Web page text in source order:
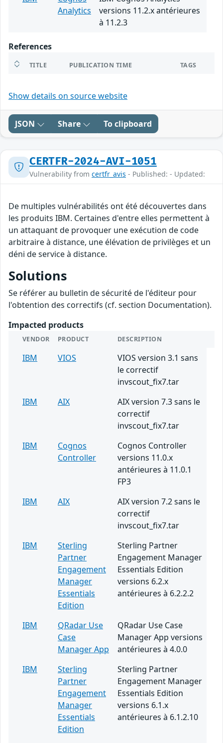
Analytics
versions 11.2.x antérieures
à 11.2.3
References
TITLE PUBLICATION TIME TAGS
Show details on source website
JSON Share To clipboard
CERTFR-2024-AVI-1051
Vulnerability from certfr_avis - Published: - Updated:
De multiples vulnérabilités ont été découvertes dans
les produits IBM. Certaines d'entre elles permettent à
un attaquant de provoquer une exécution de code
arbitraire à distance, une élévation de privilèges et un
déni de service à distance.
Solutions
Se référer au bulletin de sécurité de l'éditeur pour
l'obtention des correctifs (cf. section Documentation).
Impacted products
VENDOR PRODUCT DESCRIPTION
IBM VIOS
VIOS version 3.1 sans
le correctif
invscout_fix7.tar
IBM
AIX
AIX version 7.3 sans le
correctif
invscout_fix7.tar
IBM
Cognos
Controller
Cognos Controller
versions 11.0.x
antérieures à 11.0.1
FP3
IBM
AIX
AIX version 7.2 sans le
correctif
invscout_fix7.tar
IBM
Sterling
Partner
Engagement
Manager
Essentials
Edition
Sterling Partner
Engagement Manager
Essentials Edition
versions 6.2.x
antérieures à 6.2.2.2
IBM
QRadar Use
Case
Manager App
QRadar Use Case
Manager App versions
antérieures à 4.0.0
IBM
Sterling
Partner
Engagement
Manager
Essentials
Edition
Sterling Partner
Engagement Manager
Essentials Edition
versions 6.1.x
antérieures à 6.1.2.10